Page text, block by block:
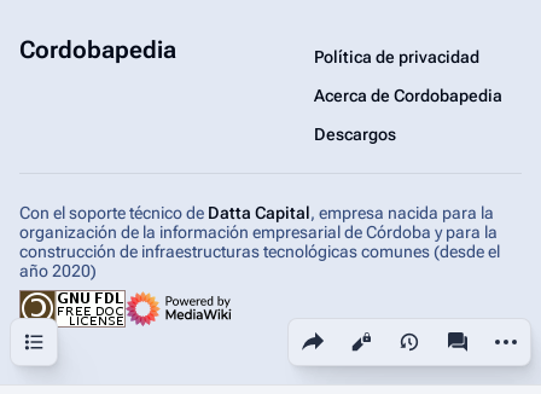
Comparte esta página
Vistas associated-
Sumario
Cordobapedia
Política de privacidad
Acerca de Cordobapedia
Descargos
Con el soporte técnico de Datta Capital, empresa nacida para la
organización de la información empresarial de Córdoba y para la
construcción de infraestructuras tecnológicas comunes (desde el
año 2020)